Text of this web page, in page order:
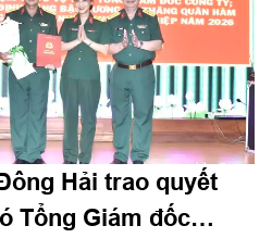
Hải trao quyết
Tổng Giám đốc